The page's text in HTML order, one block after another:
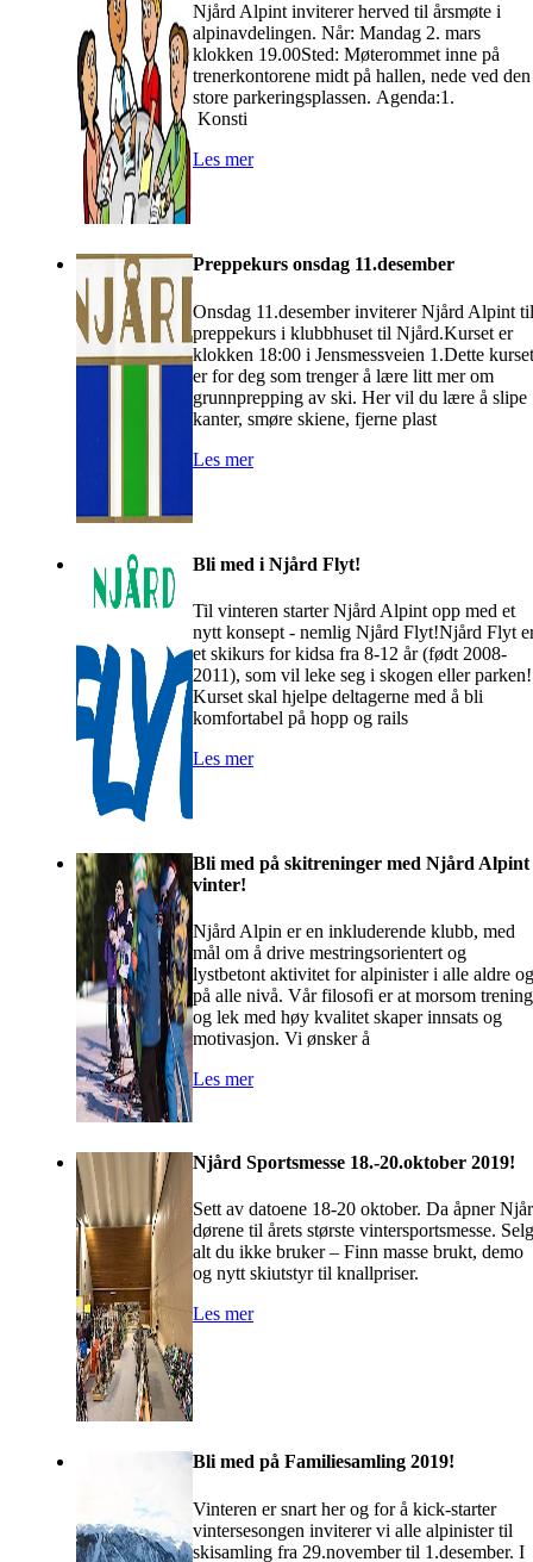
Njård Alpint inviterer herved til årsmøte i
alpinavdelingen. Når: Mandag 2. mars
klokken 19.00Sted: Møterommet inne på
trenerkontorene midt på hallen, nede ved den
store parkeringsplassen. Agenda:1.
Konsti
Les mer
Preppekurs onsdag 11.desember
Onsdag 11.desember inviterer Njård Alpint til
preppekurs i klubbhuset til Njård.Kurset er
klokken 18:00 i Jensmessveien 1.Dette kurset
er for deg som trenger å lære litt mer om
grunnprepping av ski. Her vil du lære å slipe
kanter, smøre skiene, fjerne plast
Les mer
Bli med i Njård Flyt!
Til vinteren starter Njård Alpint opp med et
nytt konsept - nemlig Njård Flyt!Njård Flyt
et skikurs for kidsa fra 8-12 år (født 2008-
2011), som vil leke seg i skogen eller parken!
Kurset skal hjelpe deltagerne med å bli
komfortabel på hopp og rails
Les mer
Bli med på skitreninger med Njård Alpint
vinter!
Njård Alpin er en inkluderende klubb, med
mål om å drive mestringsorientert og
lystbetont aktivitet for alpinister i alle aldre og
på alle nivå. Vår filosofi er at morsom trening
og lek med høy kvalitet skaper innsats og
motivasjon. Vi ønsker å
Les mer
Njård Sportsmesse 18.-20.oktober 2019!
Sett av datoene 18-20 oktober. Da åpner
dørene til årets største vintersportsmesse. Selg
alt du ikke bruker – Finn masse brukt, demo
og nytt skiutstyr til knallpriser.
Les mer
Bli med på Familiesamling 2019!
Vinteren er snart her og for å kick-starter
vintersesongen inviterer vi alle alpinister til
skisamling fra 29.november til 1.desember. I